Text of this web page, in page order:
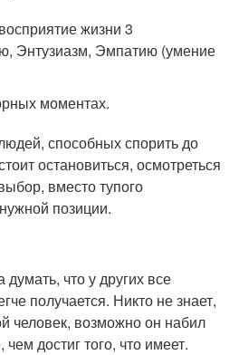
жизни 3
Энтузиазм, Эмпатию (умение
моментах.
способных спорить до
остановиться, осмотреться
вместо тупого
позиции.
что у других все
получается. Никто не знает,
человек, возможно он набил
достиг того, что имеет.